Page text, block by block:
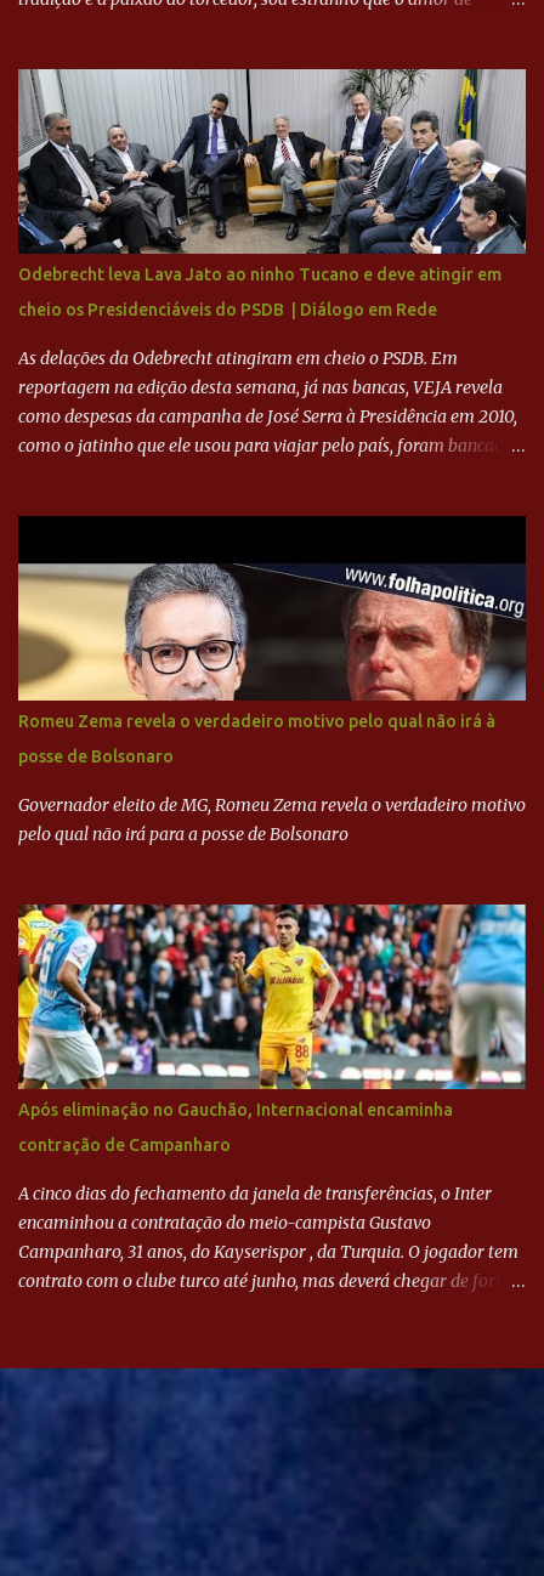
feito imediatamente para pagamento de dívidas emergenciais e
investimentos no departamento de futebol. O projeto apresentado
para a recuperação do Cruzeiro, o aporte financeiro inicial, com
Ronaldo sendo solidário à dívida de R$ 1 bilhão a partir de agora,
mais o peso que o ex-atacante tem no mundo do futebol, além de
sua história na Raposa, pesaram para que um dos mais icônicos
camisas 9 acertasse a compra do clube. Fonte: Itatiaia Fonte:
ADVOGADO DO CRUZEIRO NA SAF EXPLICA SITUAÇÃO DO
CRUZEIRO - RONALDO COMPROU 90% DAS AÇÕES DO CLUBE
Odebrecht leva Lava Jato ao ninho Tucano e deve atingir em
cheio os Presidenciáveis do PSDB | Diálogo em Rede
As delações da Odebrecht atingiram em cheio o PSDB. Em
reportagem na edição desta semana, já nas bancas, VEJA revela
como despesas da campanha de José Serra à Presidência em 2010,
como o jatinho que ele usou para viajar pelo país, foram bancadas
Executiva Nacional do PSDB (Valter Campanato/Agência Brasil) O
texto também põe fim a um mistério: três fontes confirmaram à
revista que o codinome “santo” que aparece em planilhas da
empreiteira refere-se ao governador de São Paulo, Geraldo
Alckmin (PSDB) — nenhum deles, no entanto, disse ter negociado
diretamente com o paulista. Depoimentos mostram como o
dinheiro da Odebrecht bancou a campanha de Serra em 2010 Leia
mais... A Lava Jato chega ao PSDB | VEJA.com
Romeu Zema revela o verdadeiro motivo pelo qual não irá à
posse de Bolsonaro
Governador eleito de MG, Romeu Zema revela o verdadeiro motivo
pelo qual não irá para a posse de Bolsonaro
Após eliminação no Gauchão, Internacional encaminha
contração de Campanharo
A cinco dias do fechamento da janela de transferências, o Inter
encaminhou a contratação do meio-campista Gustavo
Campanharo, 31 anos, do Kayserispor , da Turquia. O jogador tem
contrato com o clube turco até junho, mas deverá chegar de forma
Evian, da França, Hellas Verona, da Itália, e Ludogorets, da
Bulgária. O último clube brasileiro foi a Chapecoense, em 2020.
concretizada, o jogador chegará ao Beira-Rio para ser mais uma
opção de Mano Menezes no setor de meio-campo. Atualmente, na
Turquia, Gustavo Campanharo vem atuando como volante, mas